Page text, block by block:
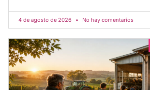
4 de agosto de 2026 No hay comentarios